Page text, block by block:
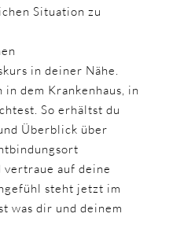
Situation zu
in deiner Nähe.
dem Krankenhaus, in
So erhältst du
Überblick über
auf deine
steht jetzt im
was dir und deinem